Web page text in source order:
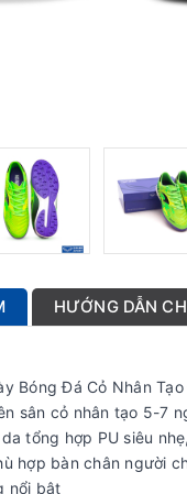
HƯỚNG DẪN
Bóng Đá Cỏ Nhân
sân cỏ nhân tạo 5-7
tổng hợp PU siêu
hợp bàn chân người
nổi bật